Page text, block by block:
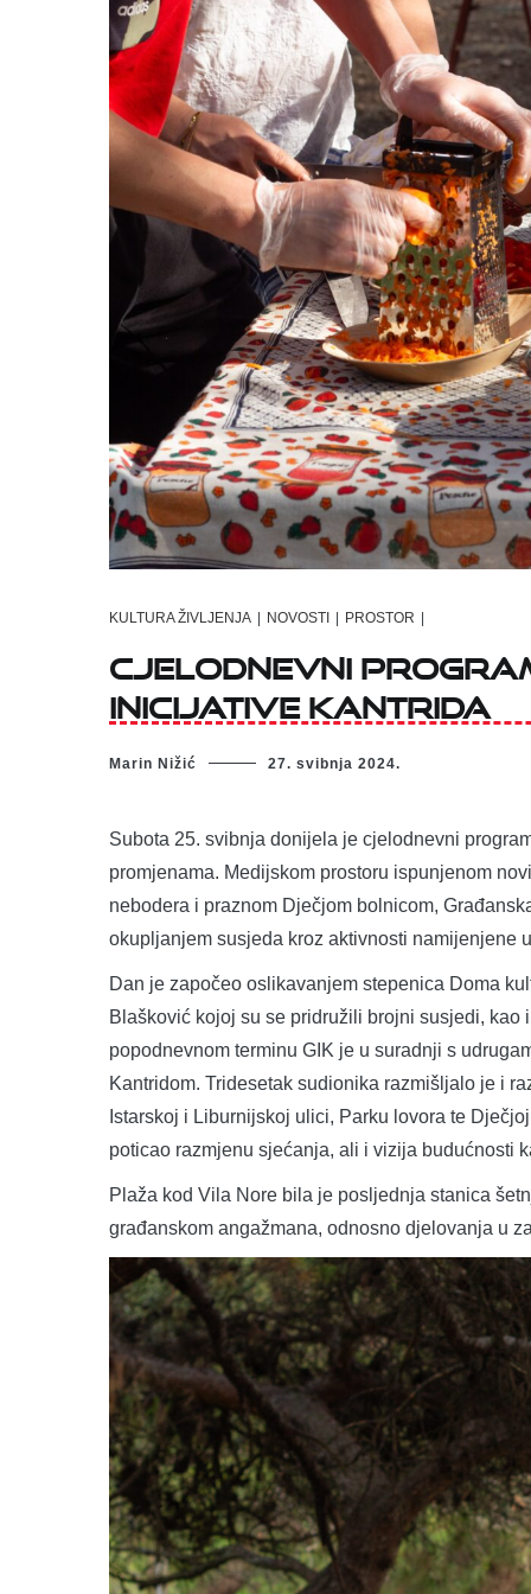
KULTURA ŽIVLJENJA NOVOSTI PROSTOR
Cjelodnevni
inicijative Kantrida
Marin Nižić 27. svibnja 2024.
Subota 25. svibnja donijela je cjelodnevni
promjenama. Medijskom prostoru ispunjenom
nebodera i praznom Dječjom bolnicom,
okupljanjem susjeda kroz aktivnosti namijenjene
Dan je započeo oslikavanjem stepenica Doma
Blašković kojoj su se pridružili brojni susjedi,
popodnevnom terminu GIK je u suradnji s
Kantridom. Tridesetak sudionika razmišljalo je i
Istarskoj i Liburnijskoj ulici, Parku lovora te
poticao razmjenu sjećanja, ali i vizija budućnosti
Plaža kod Vila Nore bila je posljednja stanica
građanskom angažmana, odnosno djelovanja u